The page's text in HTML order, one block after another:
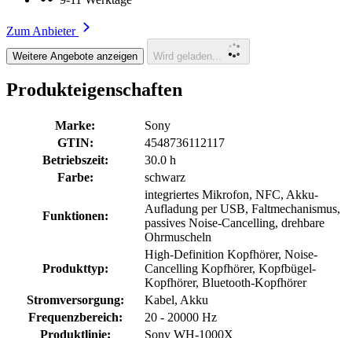
Zum Anbieter
Weitere Angebote anzeigen Wird geladen...
Produkteigenschaften
Marke:
Sony
GTIN:
4548736112117
Betriebszeit:
30.0 h
Farbe:
schwarz
Funktionen:
integriertes Mikrofon, NFC, Akku-
Aufladung per USB, Faltmechanismus,
passives Noise-Cancelling, drehbare
Ohrmuscheln
Produkttyp:
High-Definition Kopfhörer, Noise-
Cancelling Kopfhörer, Kopfbügel-
Kopfhörer, Bluetooth-Kopfhörer
Stromversorgung:
Kabel, Akku
Frequenzbereich:
20 - 20000 Hz
Produktlinie:
Sony WH-1000X